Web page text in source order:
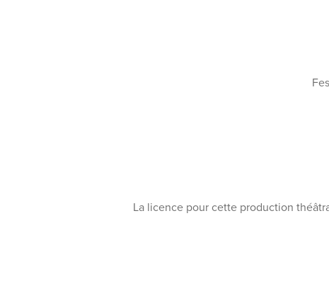
La licence pour cette production